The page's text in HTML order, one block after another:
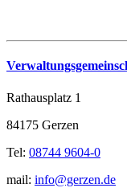
Rathausplatz 1
84175 Gerzen
Tel: 08744 9604-0
mail: info@gerzen.de